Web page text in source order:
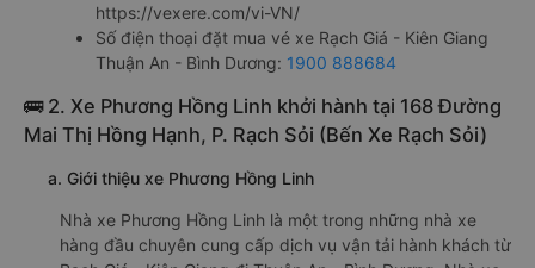
https://vexere.com/vi-VN/
Số điện thoại đặt mua vé xe Rạch Giá - Kiên Giang
Thuận An - Bình Dương: 1900 888684
🚌 2. Xe Phương Hồng Linh khởi hành tại 168 Đường
Mai Thị Hồng Hạnh, P. Rạch Sỏi (Bến Xe Rạch Sỏi)
a. Giới thiệu xe Phương Hồng Linh
Nhà xe Phương Hồng Linh là một trong những nhà xe
hàng đầu chuyên cung cấp dịch vụ vận tải hành khách từ